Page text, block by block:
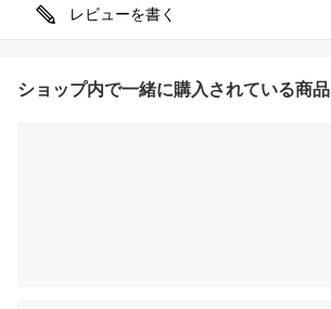
レビューを書く
ショップ内で一緒に購入されている商品